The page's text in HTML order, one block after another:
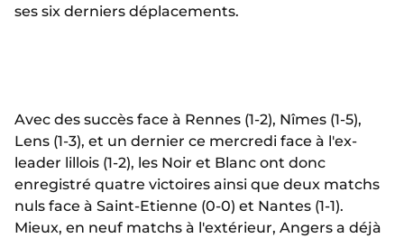
ses six derniers déplacements.
Avec des succès face à Rennes (1-2), Nîmes (1-5),
Lens (1-3), et un dernier ce mercredi face à l'ex-
leader lillois (1-2), les Noir et Blanc ont donc
enregistré quatre victoires ainsi que deux matchs
nuls face à Saint-Etienne (0-0) et Nantes (1-1).
Mieux, en neuf matchs à l'extérieur, Angers a déjà